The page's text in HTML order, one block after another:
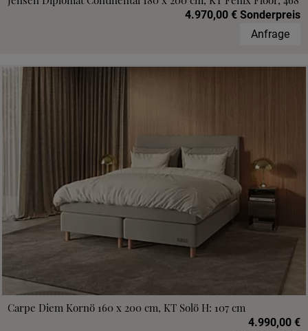
4.970,00 € Sonderpreis
Anfrage
Carpe Diem Kornö 160 x 200 cm, KT Solö H: 107 cm
4.990,00 €